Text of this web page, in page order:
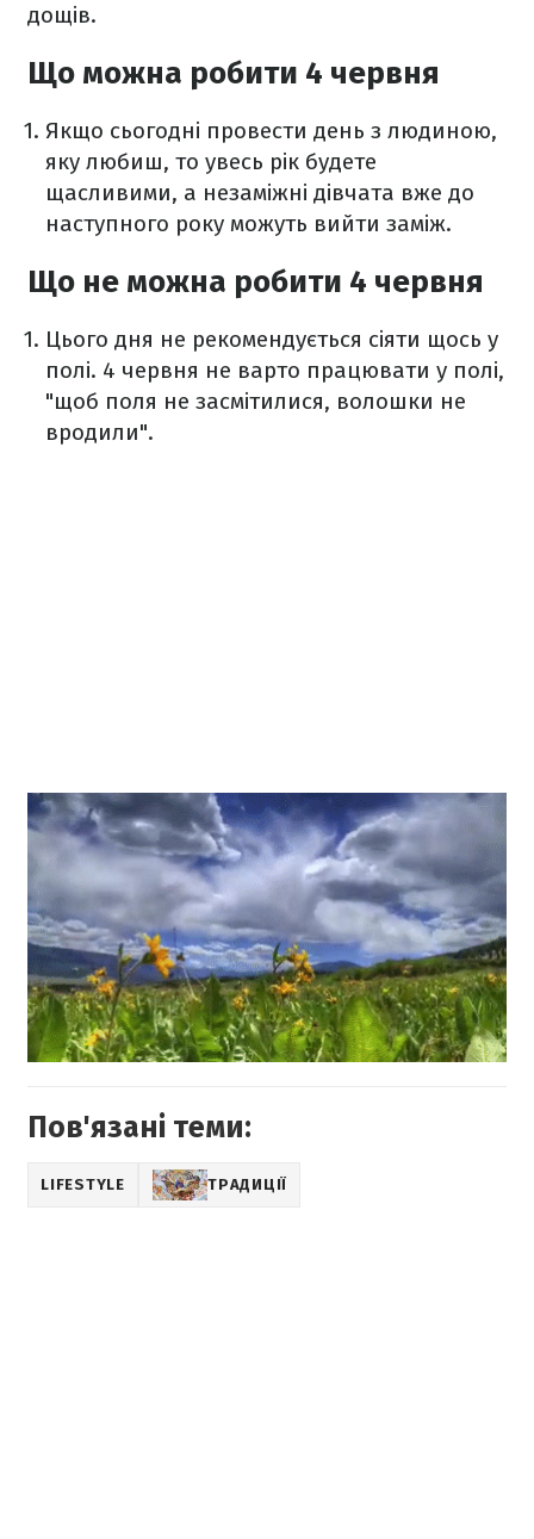
дощів.
Що можна робити 4 червня
Якщо сьогодні провести день з людиною,
яку любиш, то увесь рік будете
щасливими, а незаміжні дівчата вже до
наступного року можуть вийти заміж.
Що не можна робити 4 червня
Цього дня не рекомендується сіяти щось у
полі. 4 червня не варто працювати у полі,
"щоб поля не засмітилися, волошки не
вродили".
Пов'язані теми:
LIFESTYLE ТРАДИЦІЇ